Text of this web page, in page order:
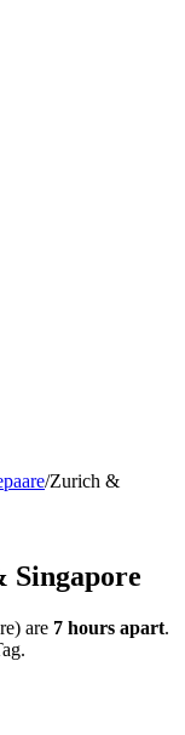
/Zurich &
Singapore
) are 7 hours apart.